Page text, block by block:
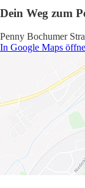
Dein Weg zum
Penny Bochumer
In Google Maps